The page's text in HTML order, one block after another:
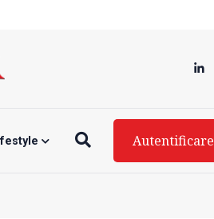
Autentificare